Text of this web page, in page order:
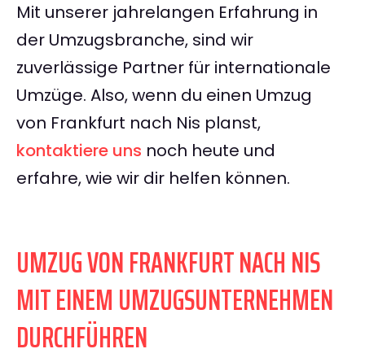
Mit unserer jahrelangen Erfahrung in
der Umzugsbranche, sind wir
zuverlässige Partner für internationale
Umzüge. Also, wenn du einen Umzug
von Frankfurt nach Nis planst,
kontaktiere uns noch heute und
erfahre, wie wir dir helfen können.
UMZUG VON FRANKFURT NACH NIS
MIT EINEM UMZUGSUNTERNEHMEN
DURCHFÜHREN